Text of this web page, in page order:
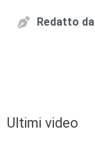
Redatto da
Ultimi video